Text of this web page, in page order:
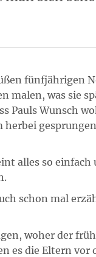
fünfjährigen
malen, was sie
Pauls Wunsch
alles so
schon mal
woher der
es die Eltern